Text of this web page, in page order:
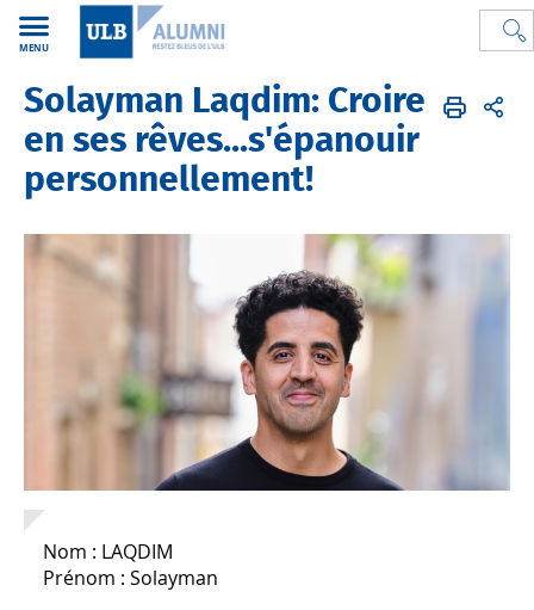
MENU
Alumni de l'ULB FR Alumni
Instantanés
Faculté de Droit et de Criminologie
Solayman Laqdim: Croire
en ses rêves...s'épanouir
personnellement!
Nom : LAQDIM
Prénom : Solayman